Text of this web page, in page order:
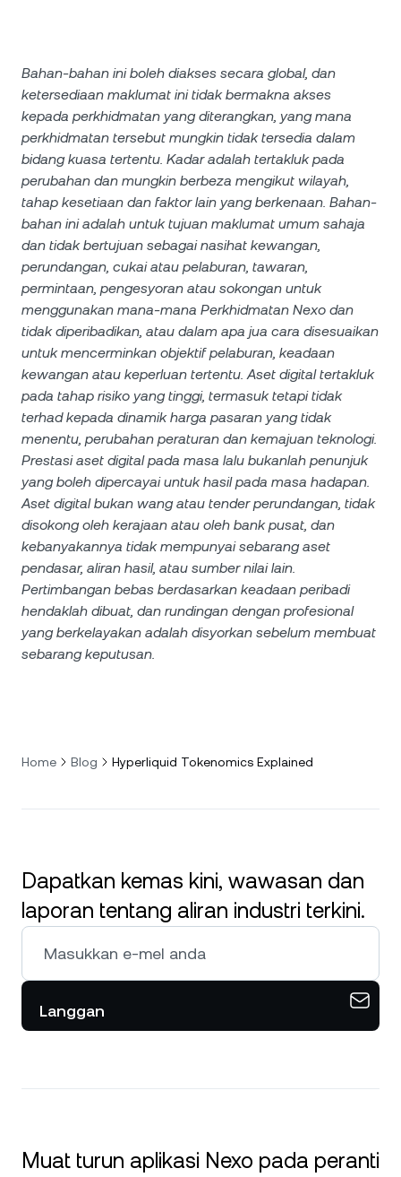
Bahan-bahan ini boleh diakses secara global, dan
ketersediaan maklumat ini tidak bermakna akses
kepada perkhidmatan yang diterangkan, yang mana
perkhidmatan tersebut mungkin tidak tersedia dalam
bidang kuasa tertentu. Kadar adalah tertakluk pada
perubahan dan mungkin berbeza mengikut wilayah,
tahap kesetiaan dan faktor lain yang berkenaan. Bahan-
bahan ini adalah untuk tujuan maklumat umum sahaja
dan tidak bertujuan sebagai nasihat kewangan,
perundangan, cukai atau pelaburan, tawaran,
permintaan, pengesyoran atau sokongan untuk
menggunakan mana-mana Perkhidmatan Nexo dan
tidak diperibadikan, atau dalam apa jua cara disesuaikan
untuk mencerminkan objektif pelaburan, keadaan
kewangan atau keperluan tertentu. Aset digital tertakluk
pada tahap risiko yang tinggi, termasuk tetapi tidak
terhad kepada dinamik harga pasaran yang tidak
menentu, perubahan peraturan dan kemajuan teknologi.
Prestasi aset digital pada masa lalu bukanlah penunjuk
yang boleh dipercayai untuk hasil pada masa hadapan.
Aset digital bukan wang atau tender perundangan, tidak
disokong oleh kerajaan atau oleh bank pusat, dan
kebanyakannya tidak mempunyai sebarang aset
pendasar, aliran hasil, atau sumber nilai lain.
Pertimbangan bebas berdasarkan keadaan peribadi
hendaklah dibuat, dan rundingan dengan profesional
yang berkelayakan adalah disyorkan sebelum membuat
sebarang keputusan.
Home Blog Hyperliquid Tokenomics Explained
Dapatkan kemas kini, wawasan dan
laporan tentang aliran industri terkini.
Langgan
Muat turun aplikasi Nexo pada peranti